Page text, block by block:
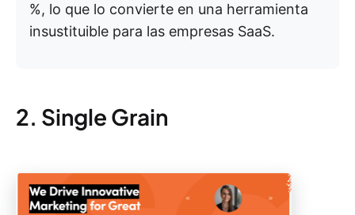
%, lo que lo convierte en una herramienta
insustituible para las empresas SaaS.
2. Single Grain